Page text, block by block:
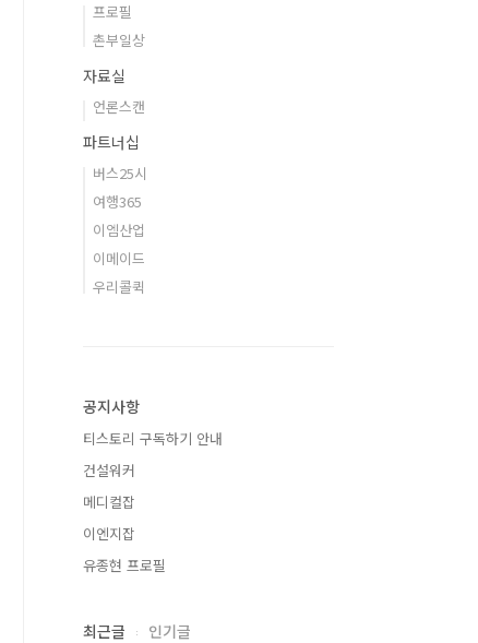
프로필
촌부일상
자료실
언론스캔
파트너십
버스25시
여행365
이엠산업
이메이드
우리콜퀵
공지사항
티스토리 구독하기 안내
건설워커
메디컬잡
이엔지잡
유종현 프로필
최근글 인기글